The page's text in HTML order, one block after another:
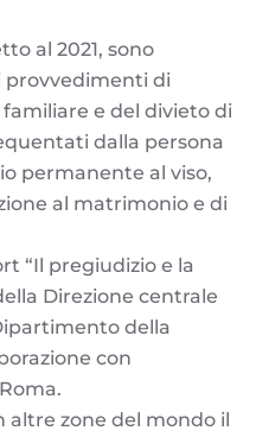
al 2021, sono
provvedimenti di
e del divieto di
dalla persona
permanente al viso,
al matrimonio e di
“Il pregiudizio e la
Direzione centrale
della
con
altre zone del mondo il